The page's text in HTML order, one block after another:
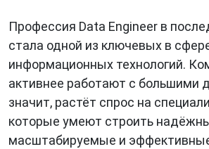
фиксированной структуры,
изображения, видео.
Значение данных
Данныеиграют важную роль в
мире. Они используются во всех
Профессия Data Engineer в
стала одной из ключевых в
информационных технологий.
активнее работают с большими
значит, растёт спрос на
которые умеют строить
масштабируемые и